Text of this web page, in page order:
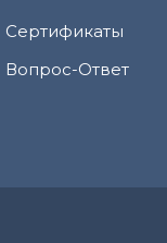
Сертификаты
Вопрос-Ответ